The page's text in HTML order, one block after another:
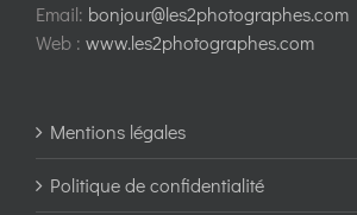
Email: bonjour@les2photographes.com
Web : www.les2photographes.com
Mentions légales
Politique de confidentialité